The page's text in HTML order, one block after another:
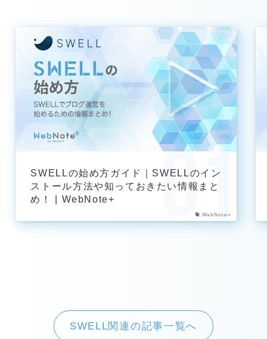
WebNote+
SWELLの始め方ガイド｜SWELLのイン
ストール方法や知っておきたい情報まと
め！ | WebNote+
SWELL関連の記事一覧へ